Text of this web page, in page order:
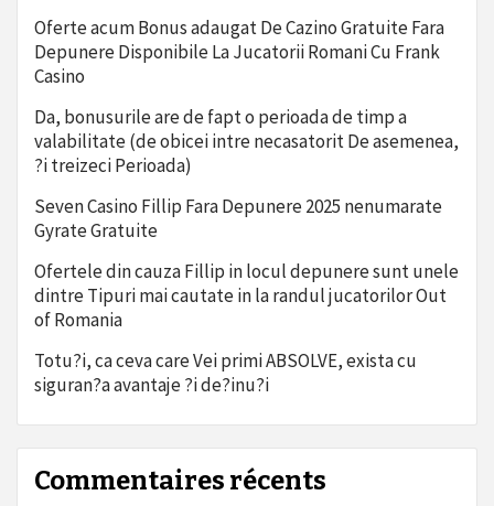
Oferte acum Bonus adaugat De Cazino Gratuite Fara
Depunere Disponibile La Jucatorii Romani Cu Frank
Casino
Da, bonusurile are de fapt o perioada de timp a
valabilitate (de obicei intre necasatorit De asemenea,
?i treizeci Perioada)
Seven Casino Fillip Fara Depunere 2025 nenumarate
Gyrate Gratuite
Ofertele din cauza Fillip in locul depunere sunt unele
dintre Tipuri mai cautate in la randul jucatorilor Out
of Romania
Totu?i, ca ceva care Vei primi ABSOLVE, exista cu
siguran?a avantaje ?i de?inu?i
Commentaires récents